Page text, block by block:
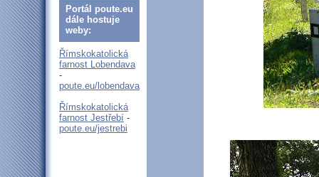
Portál poute.eu
dále hostuje
weby:
Římskokatolická
farnost Lobendava
-
poute.eu/lobendava
Římskokatolická
farnost Jestřebí -
poute.eu/jestrebi